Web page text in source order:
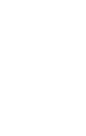
Wee-kend